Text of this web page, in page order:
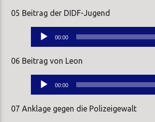
05 Beitrag der DIDF-Jugend
Audio-
00:00
06 Beitrag von Leon
Audio-
00:00
07 Anklage gegen die Polizeigewalt